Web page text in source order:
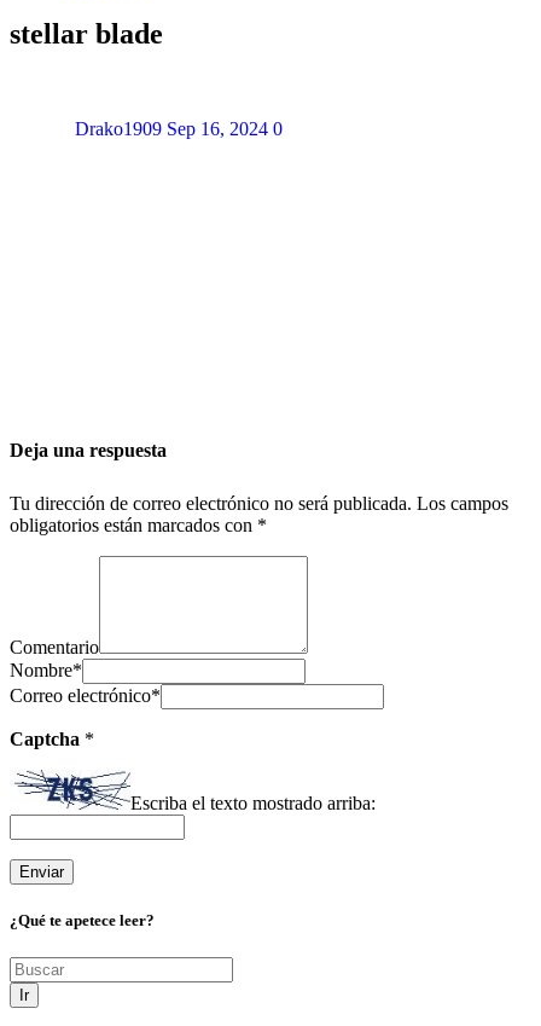
stellar blade
Drako1909 Sep 16, 2024 0
Deja una respuesta
Tu dirección de correo electrónico no será publicada. Los campos
obligatorios están marcados con *
Comentario
Nombre*
Correo electrónico*
Captcha *
Escriba el texto mostrado arriba:
¿Qué te apetece leer?
Ir